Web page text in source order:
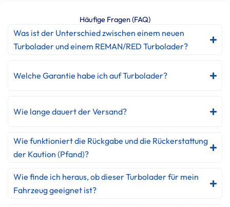
Häufige Fragen (FAQ)
Was ist der Unterschied zwischen einem neuen
Turbolader und einem REMAN/RED Turbolader?
Welche Garantie habe ich auf Turbolader?
Wie lange dauert der Versand?
Wie funktioniert die Rückgabe und die Rückerstattung
der Kaution (Pfand)?
Wie finde ich heraus, ob dieser Turbolader für mein
Fahrzeug geeignet ist?